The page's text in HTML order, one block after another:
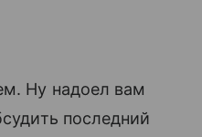
Ну надоел вам
последний